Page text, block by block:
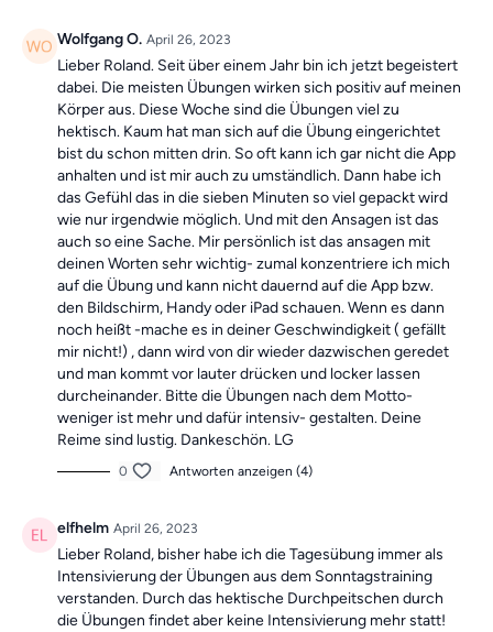
Wolfgang O. April 26, 2023
Lieber Roland. Seit über einem Jahr bin ich jetzt begeistert
dabei. Die meisten Übungen wirken sich positiv auf meinen
Körper aus. Diese Woche sind die Übungen viel zu
hektisch. Kaum hat man sich auf die Übung eingerichtet
bist du schon mitten drin. So oft kann ich gar nicht die App
anhalten und ist mir auch zu umständlich. Dann habe ich
das Gefühl das in die sieben Minuten so viel gepackt wird
wie nur irgendwie möglich. Und mit den Ansagen ist das
auch so eine Sache. Mir persönlich ist das ansagen mit
deinen Worten sehr wichtig- zumal konzentriere ich mich
auf die Übung und kann nicht dauernd auf die App bzw.
den Bildschirm, Handy oder iPad schauen. Wenn es dann
noch heißt -mache es in deiner Geschwindigkeit ( gefällt
mir nicht!) , dann wird von dir wieder dazwischen geredet
und man kommt vor lauter drücken und locker lassen
durcheinander. Bitte die Übungen nach dem Motto-
weniger ist mehr und dafür intensiv- gestalten. Deine
Reime sind lustig. Dankeschön. LG
0 Antworten anzeigen (4)
elfhelm April 26, 2023
Lieber Roland, bisher habe ich die Tagesübung immer als
Intensivierung der Übungen aus dem Sonntagstraining
verstanden. Durch das hektische Durchpeitschen durch
die Übungen findet aber keine Intensivierung mehr statt!